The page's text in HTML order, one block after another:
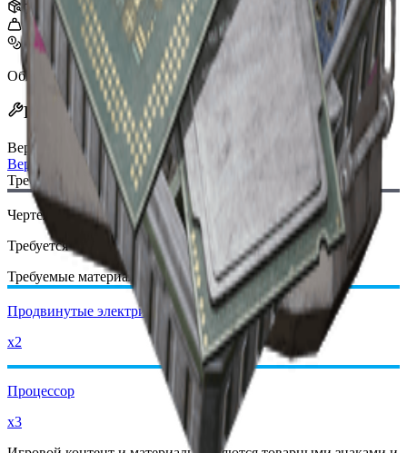
Стак :1
0
kg
5,000
Обновлено :Nov 11, 2025
Рецепт крафта
Верстак
Верстак для снаряжения
Требуемый чертеж:
Чертеж тактического Mk. 3 (лечение)
Требуется
Требуемые материалы:
Продвинутые электрические компоненты
x2
Процессор
x3